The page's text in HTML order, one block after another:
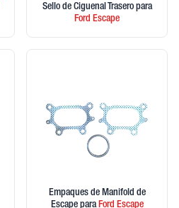
Sello de Ciguenal Trasero para
Ford Escape
Empaques de Manifold de
Escape paraFord Escape